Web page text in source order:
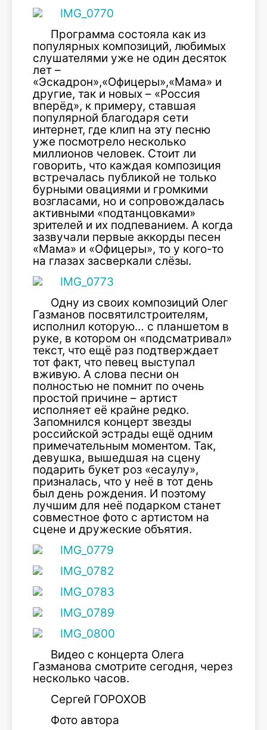
Программа состояла как из
популярных композиций, любимых
слушателями уже не один десяток
лет ­–
«Эскадрон»,«Офицеры»,«Мама» и
другие, так и новых – «Россия
вперёд», к примеру, ставшая
популярной благодаря сети
интернет, где клип на эту песню
уже посмотрело несколько
миллионов человек. Стоит ли
говорить, что каждая композиция
встречалась публикой не только
бурными овациями и громкими
возгласами, но и сопровождалась
активными «подтанцовками»
зрителей и их подпеванием. А когда
зазвучали первые аккорды песен
«Мама» и «Офицеры», то у кого-то
на глазах засверкали слёзы.
Одну из своих композиций Олег
Газманов посвятилстроителям,
исполнил которую… с планшетом в
руке, в котором он «подсматривал»
текст, что ещё раз подтверждает
тот факт, что певец выступал
вживую. А слова песни он
полностью не помнит по очень
простой причине – артист
исполняет её крайне редко.
Запомнился концерт звезды
российской эстрады ещё одним
примечательным моментом. Так,
девушка, вышедшая на сцену
подарить букет роз «есаулу»,
призналась, что у неё в тот день
был день рождения. И поэтому
лучшим для неё подарком станет
совместное фото с артистом на
сцене и дружеские объятия.
Видео с концерта Олега
Газманова смотрите сегодня, через
несколько часов.
Сергей ГОРОХОВ
Фото автора